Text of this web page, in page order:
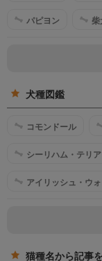
パピヨン
犬種図鑑
コモンドール
シーリハム・テリア
アイリッシュ・ウ
猫種名から記事